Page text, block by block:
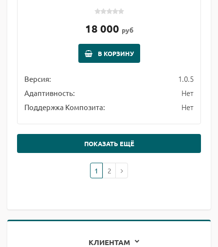
18 000 руб
В КОРЗИНУ
Версия: 1.0.5
Адаптивность: Нет
Поддержка Композита: Нет
ПОКАЗАТЬ ЕЩЁ
1 2
КЛИЕНТАМ